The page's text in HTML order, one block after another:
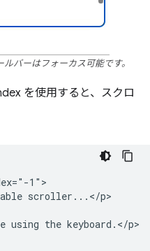
バーはフォーカス可能です。
を使用すると、スクロ
1">
scroller...</p>
using the keyboard.</p>